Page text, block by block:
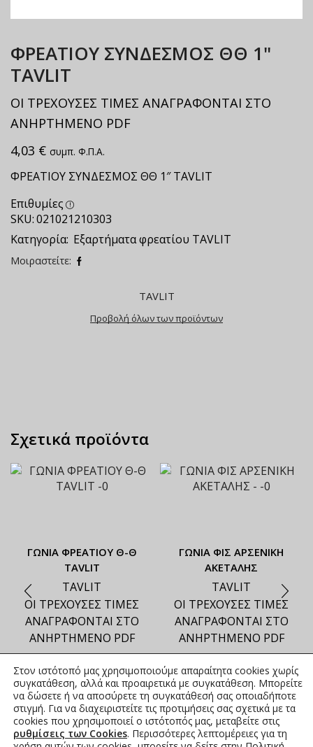
ΦΡΕΑΤΙΟΥ ΣΥΝΔΕΣΜΟΣ ΘΘ 1"
TAVLIT
ΟΙ ΤΡΕΧΟΥΣΕΣ ΤΙΜΕΣ ΑΝΑΓΡΑΦΟΝΤΑΙ ΣΤΟ
ΑΝΗΡΤΗΜΕΝΟ PDF
4,03 € συμπ. Φ.Π.Α.
ΦΡΕΑΤΙΟΥ ΣΥΝΔΕΣΜΟΣ ΘΘ 1″ TAVLIT
Επιθυμίες
SKU:021021210303
Κατηγορία: Εξαρτήματα φρεατίου ΤAVLIT
Μοιραστείτε:
TAVLIT
Προβολή όλων των προϊόντων
Σχετικά προϊόντα
ΓΩΝΙΑ ΦΡΕΑΤΙΟΥ Θ-Θ
TAVLIT
TAVLIT
ΟΙ ΤΡΕΧΟΥΣΕΣ ΤΙΜΕΣ
ΑΝΑΓΡΑΦΟΝΤΑΙ ΣΤΟ
ΑΝΗΡΤΗΜΕΝΟ PDF
ΓΩΝΙΑ ΦΙΣ ΑΡΣΕΝΙΚΗ
ΑΚΕΤΑΛΗΣ
TAVLIT
ΟΙ ΤΡΕΧΟΥΣΕΣ ΤΙΜΕΣ
ΑΝΑΓΡΑΦΟΝΤΑΙ ΣΤΟ
ΑΝΗΡΤΗΜΕΝΟ PDF
Στον ιστότοπό μας χρησιμοποιούμε απαραίτητα cookies χωρίς
συγκατάθεση, αλλά και προαιρετικά με συγκατάθεση. Μπορείτε
να δώσετε ή να αποσύρετε τη συγκατάθεσή σας οποιαδήποτε
στιγμή. Για να διαχειριστείτε τις προτιμήσεις σας σχετικά με τα
cookies που χρησιμοποιεί ο ιστότοπός μας, μεταβείτε στις
ρυθμίσεις των Cookies. Περισσότερες λεπτομέρειες για τη